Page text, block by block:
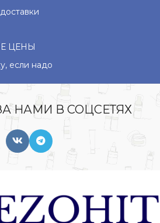
ЦЕНЫ
если надо
НАМИ В СОЦСЕТЯХ